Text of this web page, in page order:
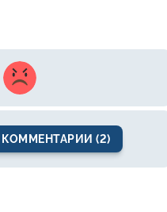
КОММЕНТАРИИ (2)